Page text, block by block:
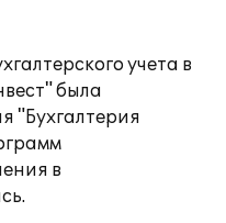
учета в
была
"Бухгалтерия
в